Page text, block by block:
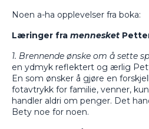
Noen a-ha opplevelser fra boka:
Læringer fra mennesket
1. Brennende ønske om å sette
en ydmyk reflektert og ærlig
En som ønsker å gjøre en
fotavtrykk for familie, venner,
handler aldri om penger. Det
Bety noe for noen.